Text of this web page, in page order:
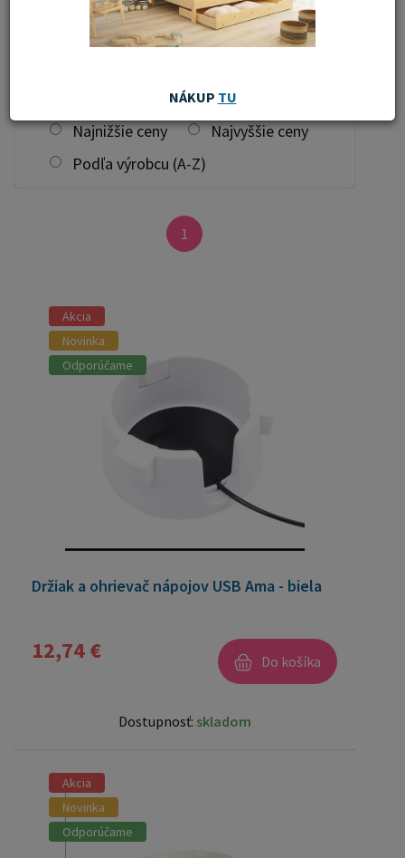
filtrovať
Najnovších
Najnižšie ceny
Najvyššie ceny
Podľa výrobcu (A-Z)
1
Akcia
Novinka
Odporúčame
Držiak a ohrievač nápojov USB Ama - biela
12,74 € Do košíka
Dostupnosť: skladom
Akcia
Novinka
Odporúčame
NÁKUP TU